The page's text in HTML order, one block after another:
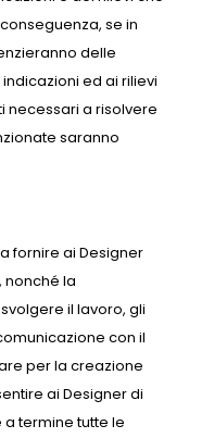
se in
delle
ed ai rilievi
necessari a risolvere
saranno
fornire ai Designer
nonché la
il lavoro, gli
con il
per la creazione
ai Designer di
termine tutte le